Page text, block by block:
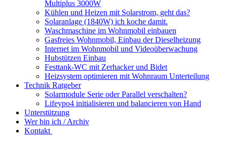
Multiplus 3000W
Kühlen und Heizen mit Solarstrom, geht das?
Solaranlage (1840W) ich koche damit.
Waschmaschine im Wohnmobil einbauen
Gasfreies Wohnmobil, Einbau der Dieselheizung
Internet im Wohnmobil und Videoüberwachung
Hubstützen Einbau
Festtank-WC mit Zerhacker und Bidet
Heizsystem optimieren mit Wohnraum Unterteilung
Technik Ratgeber
Solarmodule Serie oder Parallel verschalten?
Lifeypo4 initialisieren und balancieren von Hand
Unterstützung
Wer bin ich / Archiv
Kontakt